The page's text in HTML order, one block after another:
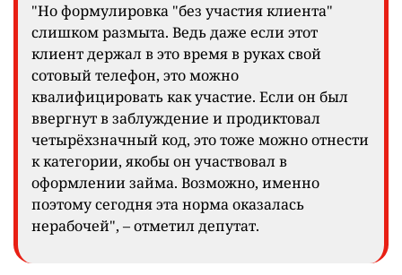
"Но формулировка "без участия клиента"
слишком размыта. Ведь даже если этот
клиент держал в это время в руках свой
сотовый телефон, это можно
квалифицировать как участие. Если он был
ввергнут в заблуждение и продиктовал
четырёхзначный код, это тоже можно отнести
к категории, якобы он участвовал в
оформлении займа. Возможно, именно
поэтому сегодня эта норма оказалась
нерабочей", – отметил депутат.